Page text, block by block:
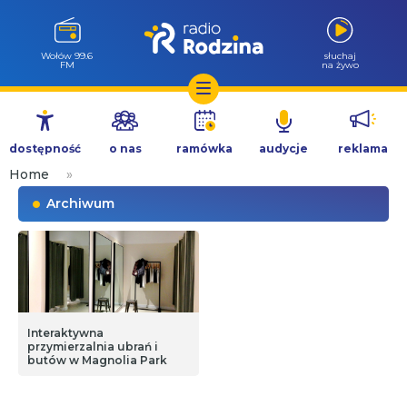
Przejdź
treści
Wołów 99.6
FM
słuchaj
na żywo
dostępność o nas ramówka audycje reklama
Home
»
Archiwum
Interaktywna
przymierzalnia ubrań i
butów w Magnolia Park